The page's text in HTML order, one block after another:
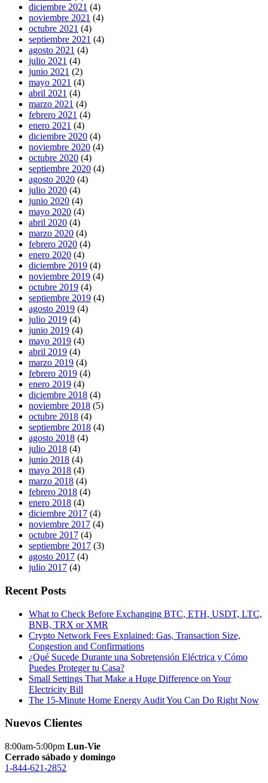
diciembre 2021 (4)
noviembre 2021 (4)
octubre 2021 (4)
septiembre 2021 (4)
agosto 2021 (4)
julio 2021 (4)
junio 2021 (2)
mayo 2021 (4)
abril 2021 (4)
marzo 2021 (4)
febrero 2021 (4)
enero 2021 (4)
diciembre 2020 (4)
noviembre 2020 (4)
octubre 2020 (4)
septiembre 2020 (4)
agosto 2020 (4)
julio 2020 (4)
junio 2020 (4)
mayo 2020 (4)
abril 2020 (4)
marzo 2020 (4)
febrero 2020 (4)
enero 2020 (4)
diciembre 2019 (4)
noviembre 2019 (4)
octubre 2019 (4)
septiembre 2019 (4)
agosto 2019 (4)
julio 2019 (4)
junio 2019 (4)
mayo 2019 (4)
abril 2019 (4)
marzo 2019 (4)
febrero 2019 (4)
enero 2019 (4)
diciembre 2018 (4)
noviembre 2018 (5)
octubre 2018 (4)
septiembre 2018 (4)
agosto 2018 (4)
julio 2018 (4)
junio 2018 (4)
mayo 2018 (4)
marzo 2018 (4)
febrero 2018 (4)
enero 2018 (4)
diciembre 2017 (4)
noviembre 2017 (4)
octubre 2017 (4)
septiembre 2017 (3)
agosto 2017 (4)
julio 2017 (4)
Recent Posts
What to Check Before Exchanging BTC, ETH, USDT, LTC,
BNB, TRX or XMR
Crypto Network Fees Explained: Gas, Transaction Size,
Congestion and Confirmations
¿Qué Sucede Durante una Sobretensión Eléctrica y Cómo
Puedes Proteger tu Casa?
Small Settings That Make a Huge Difference on Your
Electricity Bill
The 15-Minute Home Energy Audit You Can Do Right Now
Nuevos Clientes
8:00am-5:00pm Lun-Vie
Cerrado sábado y domingo
1-844-621-2852